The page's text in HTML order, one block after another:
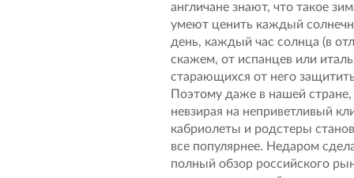
англичане знают, что такое
умеют ценить каждый
день, каждый час солнца (в
скажем, от испанцев или
старающихся от него
Поэтому даже в нашей стране,
невзирая на неприветливый
кабриолеты и родстеры
все популярнее. Недаром
полный обзор российского